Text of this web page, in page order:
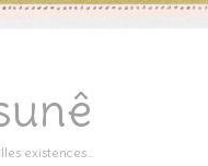
existences…